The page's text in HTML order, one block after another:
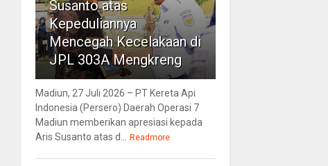
Susanto atas
Kepeduliannya
Mencegah Kecelakaan di
JPL 303A Mengkreng
Madiun, 27 Juli 2026 – PT Kereta Api
Indonesia (Persero) Daerah Operasi 7
Madiun memberikan apresiasi kepada
Aris Susanto atas d...
Readmore